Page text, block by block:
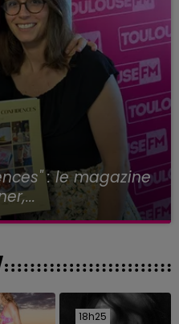
: le magazine
18h25
18h25